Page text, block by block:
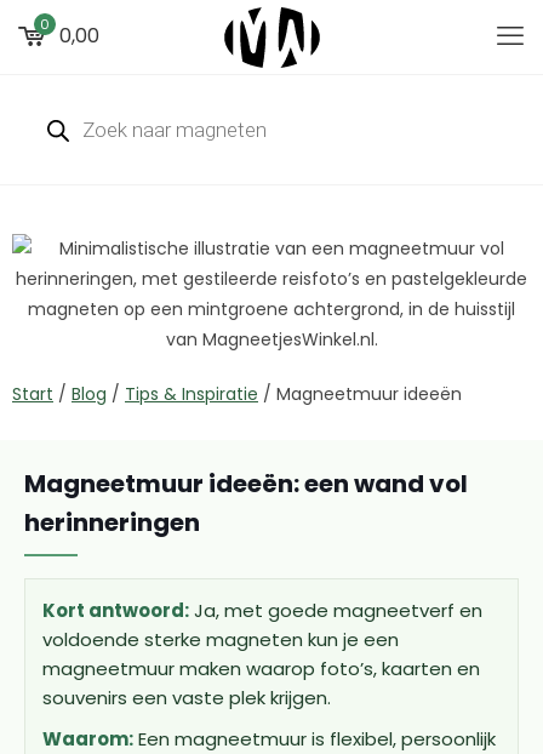
0 0,00
Start / Blog / Tips & Inspiratie / Magneetmuur ideeën
Magneetmuur ideeën: een wand vol
herinneringen
Kort antwoord:Ja, met goede magneetverf en
voldoende sterke magneten kun je een
magneetmuur maken waarop foto’s, kaarten en
souvenirs een vaste plek krijgen.
Waarom:Een magneetmuur is flexibel, persoonlijk